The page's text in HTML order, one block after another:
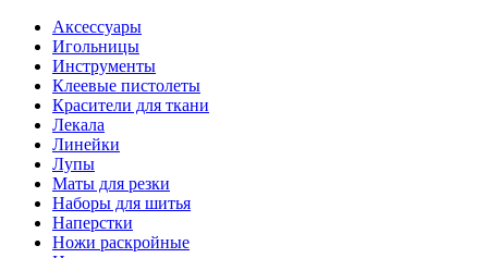
Аксессуары
Игольницы
Инструменты
Клеевые пистолеты
Красители для ткани
Лекала
Линейки
Лупы
Маты для резки
Наборы для шитья
Наперстки
Ножи раскройные